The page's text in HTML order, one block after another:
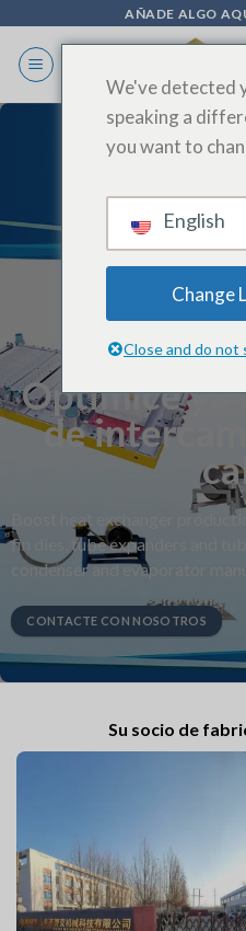
contenido
AÑADE ALGO
Optimice ya
de
Boost heat exchanger
fin dies, tube expanders and
condenser and evaporator
CONTACTE CON NOSOTROS
Su socio de
We've detected
speaking a
you want to
English
Change
Close and do not